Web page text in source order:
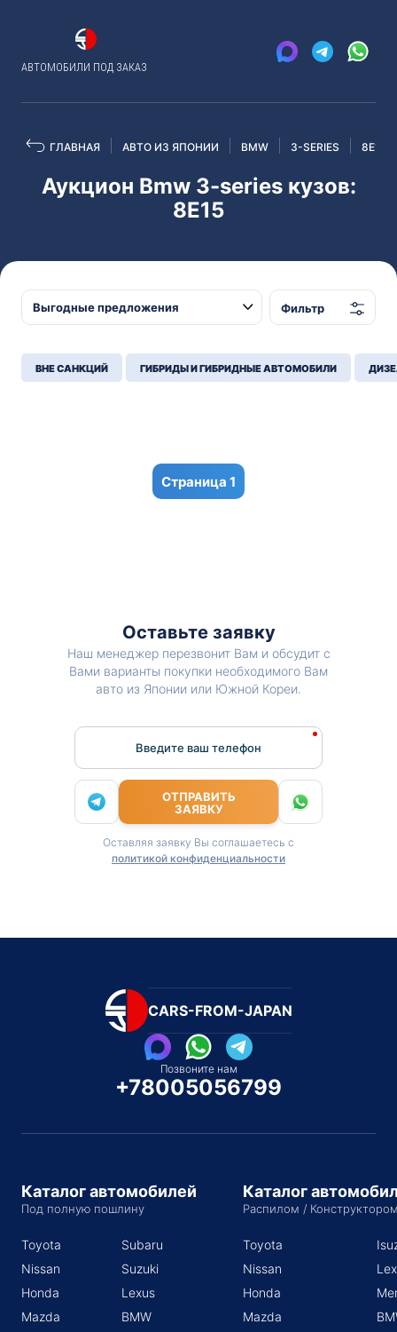
АВТОМОБИЛИ ПОД ЗАКАЗ
ГЛАВНАЯ АВТО ИЗ ЯПОНИИ BMW 3-SERIES 8E15
Аукцион Bmw 3-series кузов:
8E15
Фильтр
ВНЕ САНКЦИЙ ГИБРИДЫ И ГИБРИДНЫЕ АВТОМОБИЛИ
1
Оставьте заявку
Наш менеджер перезвонит Вам и обсудит с
Вами варианты покупки необходимого Вам
авто из Японии или Южной Кореи.
Введите ваш телефон
ОТПРАВИТЬ
ЗАЯВКУ
Оставляя заявку Вы соглашаетесь с
политикой конфиденциальности
CARS-FROM-JAPAN
Позвоните нам
+78005056799
Каталог автомобилей
Под полную пошлину
Toyota
Nissan
Honda
Mazda
Subaru
Suzuki
Lexus
BMW
Каталог
Распилом /
Toyota
Nissan
Honda
Mazda